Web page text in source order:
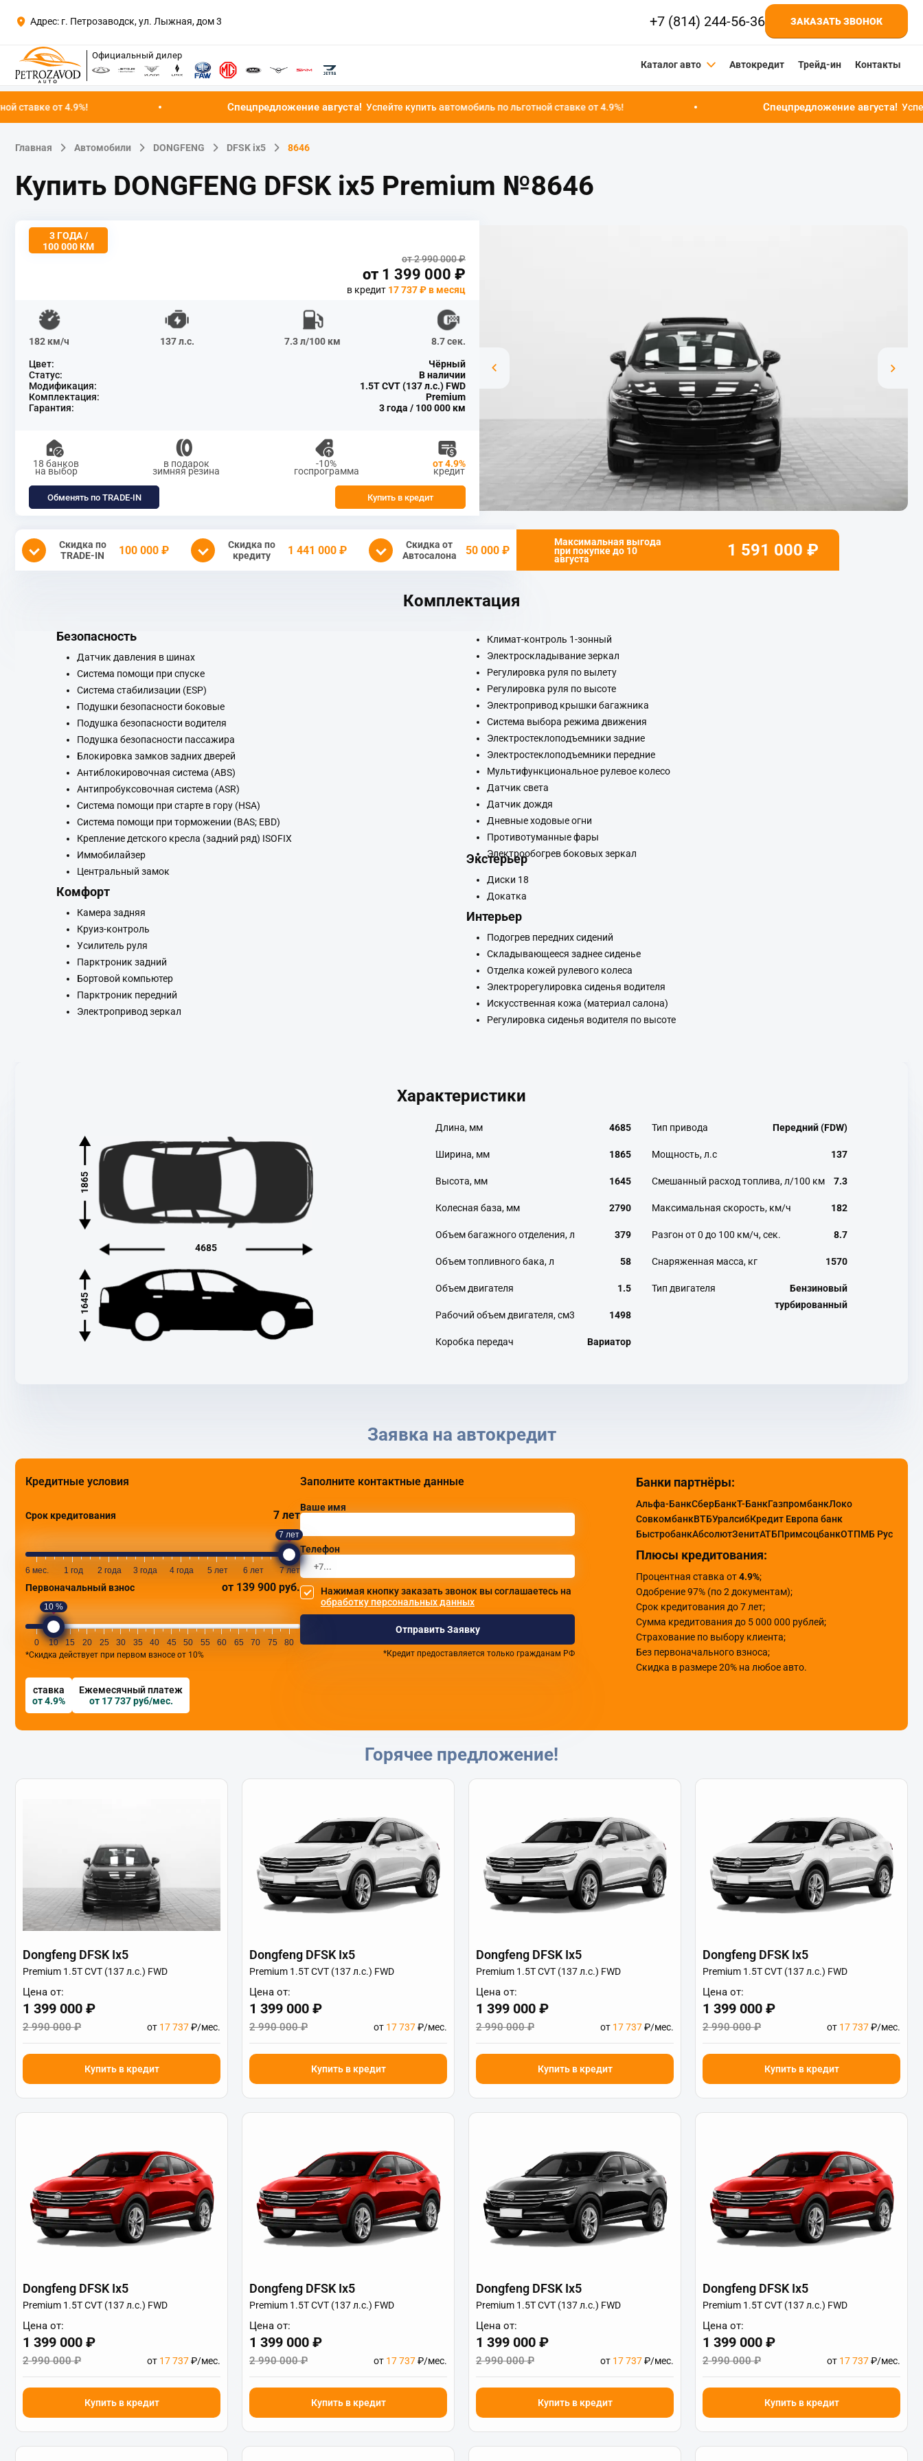
Адрес: г. Петрозаводск, ул. Лыжная, дом 3 +7 (814) 244-56-36 ЗАКАЗАТЬ ЗВОНОК
Официальный дилер
Каталог авто Автокредит Трейд-ин Контакты
Спецпредложение августа!Успейте купить автомобиль по льготной ставке от 4.9%! Спецпредложение августа!Успейте купить
Главная Автомобили DONGFENG DFSK ix5 8646
Купить DONGFENG DFSK ix5 Premium №8646
3 ГОДА /
100 000 КМ
от 2 990 000 ₽
от 1 399 000 ₽
в кредит 17 737 ₽ в месяц
182 км/ч 137 л.с. 7.3 л/100 км 8.7 сек.
Цвет:
Чёрный
Статус:
В наличии
Модификация:
1.5T CVT (137 л.с.) FWD
Комплектация:
Premium
Гарантия:
3 года / 100 000 км
18 банков
на выбор
в подарок
зимняя резина
-10%
госпрограмма
от 4.9%
кредит
Обменять по TRADE-IN Купить в кредит
Скидка по
TRADE-IN
100 000 ₽
Скидка по
кредиту
1 441 000 ₽
Скидка от
Автосалона
50 000 ₽
Максимальная выгода
при покупке до 10
августа 1 591 000 ₽
Комплектация
Безопасность
Датчик давления в шинах
Система помощи при спуске
Система стабилизации (ESP)
Подушки безопасности боковые
Подушка безопасности водителя
Подушка безопасности пассажира
Блокировка замков задних дверей
Антиблокировочная система (ABS)
Антипробуксовочная система (ASR)
Система помощи при старте в гору (HSA)
Система помощи при торможении (BAS; EBD)
Крепление детского кресла (задний ряд) ISOFIX
Иммобилайзер
Центральный замок
Комфорт
Камера задняя
Круиз-контроль
Усилитель руля
Парктроник задний
Бортовой компьютер
Парктроник передний
Электропривод зеркал
Климат-контроль 1-зонный
Электроскладывание зеркал
Регулировка руля по вылету
Регулировка руля по высоте
Электропривод крышки багажника
Система выбора режима движения
Электростеклоподъемники задние
Электростеклоподъемники передние
Мультифункциональное рулевое колесо
Датчик света
Датчик дождя
Дневные ходовые огни
Противотуманные фары
Электрообогрев боковых зеркал
Экстерьер
Диски 18
Докатка
Интерьер
Подогрев передних сидений
Складывающееся заднее сиденье
Отделка кожей рулевого колеса
Электрорегулировка сиденья водителя
Искусственная кожа (материал салона)
Регулировка сиденья водителя по высоте
Характеристики
4685
1865
1645
Длина, мм
Ширина, мм
Высота, мм
Колесная база, мм
Объем багажного отделения, л
Объем топливного бака, л
Объем двигателя
Рабочий объем двигателя, см3
Коробка передач
4685
1865
1645
2790
379
58
1.5
1498
Вариатор
Тип привода
Мощность, л.с
Смешанный расход топлива, л/100 км
Максимальная скорость, км/ч
Разгон от 0 до 100 км/ч, сек.
Снаряженная масса, кг
Тип двигателя
Передний (FDW)
137
7.3
182
8.7
1570
Бензиновый
турбированный
Заявка на автокредит
Кредитные условия
Срок кредитования 7 лет
7 лет
6 мес. 1 год 2 года 3 года 4 года 5 лет 6 лет 7 лет
Первоначальный взнос от 139 900 руб.
10 %
0 10 15 20 25 30 35 40 45 50 55 60 65 70 75
80
*Скидка действует при первом взносе от 10%
ставка
от 4.9%
Ежемесячный платеж
от 17 737 руб/мес.
Заполните контактные данные
Ваше имя
Телефон
Нажимая кнопку заказать звонок вы соглашаетесь на
обработку персональных данных
Отправить Заявку
*Кредит предоставляется только гражданам РФ
Банки партнёры:
Альфа-БанкСберБанкТ-БанкГазпромбанкЛоко
СовкомбанкВТБУралсибКредит Европа банк
БыстробанкАбсолютЗенитАТБПримсоцбанкОТПМБ Рус
Плюсы кредитования:
Процентная ставка от4.9%;
Одобрение 97% (по 2 документам);
Срок кредитования до 7 лет;
Сумма кредитования до 5 000 000 рублей;
Страхование по выбору клиента;
Без первоначального взноса;
Скидка в размере 20% на любое авто.
Горячее предложение!
Dongfeng DFSK Ix5
Premium 1.5T CVT (137 л.с.) FWD
Цена от:
1 399 000 ₽
2 990 000 ₽ от 17 737₽/мес.
Купить в кредит
Dongfeng DFSK Ix5
Premium 1.5T CVT (137 л.с.) FWD
Цена от:
1 399 000 ₽
2 990 000 ₽ от 17 737₽/мес.
Купить в кредит
Dongfeng DFSK Ix5
Premium 1.5T CVT (137 л.с.) FWD
Цена от:
1 399 000 ₽
2 990 000 ₽ от 17 737₽/мес.
Купить в кредит
Dongfeng DFSK Ix5
Premium 1.5T CVT (137 л.с.) FWD
Цена от:
1 399 000 ₽
2 990 000 ₽ от 17 737₽/мес.
Купить в кредит
Dongfeng DFSK Ix5
Premium 1.5T CVT (137 л.с.) FWD
Цена от:
1 399 000 ₽
2 990 000 ₽ от 17 737₽/мес.
Купить в кредит
Dongfeng DFSK Ix5
Premium 1.5T CVT (137 л.с.) FWD
Цена от:
1 399 000 ₽
2 990 000 ₽ от 17 737₽/мес.
Купить в кредит
Dongfeng DFSK Ix5
Premium 1.5T CVT (137 л.с.) FWD
Цена от:
1 399 000 ₽
2 990 000 ₽ от 17 737₽/мес.
Купить в кредит
Dongfeng DFSK Ix5
Premium 1.5T CVT (137 л.с.) FWD
Цена от:
1 399 000 ₽
2 990 000 ₽ от 17 737₽/мес.
Купить в кредит